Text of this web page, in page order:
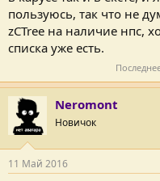
пользуюсь, так что не
zCTree на наличие нпс,
списка уже есть.
Neromont
Новичок
11 Май 2016